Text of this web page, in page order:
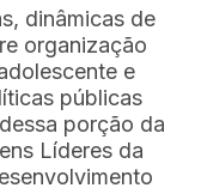
dinâmicas de
organização
e
públicas
porção da
Líderes da